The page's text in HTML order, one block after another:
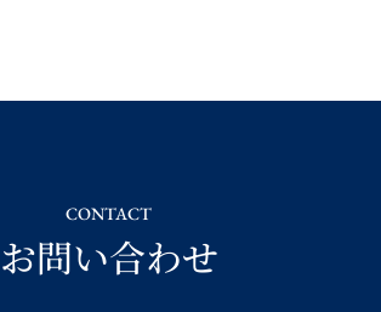
CONTACT
お問い合わせ